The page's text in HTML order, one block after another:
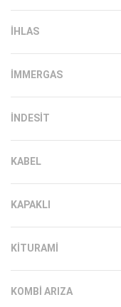
IHLAS
İMMERGAS
INDESIT
KABEL
KAPAKLI
KITURAMI
KOMBI ARIZA